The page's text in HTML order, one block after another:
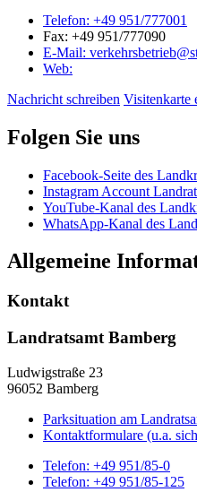
Telefon: +49 951/777001
Fax: +49 951/777090
E-Mail:
Web:
Nachricht schreiben Visitenkarte
Folgen Sie uns
Facebook-Seite des
Instagram Account
YouTube-Kanal des
WhatsApp-Kanal des
Allgemeine
Kontakt
Landratsamt Bamberg
Ludwigstraße 23
96052 Bamberg
Parksituation am
Kontaktformulare (u.a.
Telefon: +49 951/85-0
Telefon: +49 951/85-125